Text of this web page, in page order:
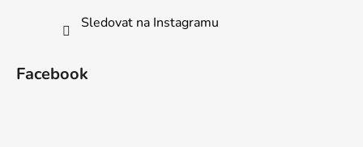
Sledovat na Instagramu
Facebook